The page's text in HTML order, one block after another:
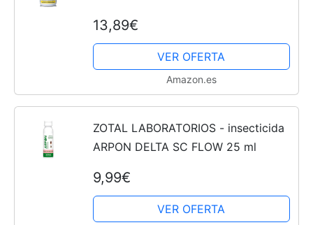
13,89€
VER OFERTA
Amazon.es
ZOTAL LABORATORIOS - insecticida
ARPON DELTA SC FLOW 25 ml
9,99€
VER OFERTA